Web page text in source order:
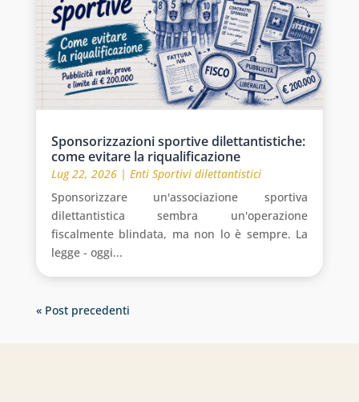
Sponsorizzazioni sportive dilettantistiche:
come evitare la riqualificazione
Lug 22, 2026| Enti Sportivi dilettantistici
Sponsorizzare un'associazione sportiva
dilettantistica sembra un'operazione
fiscalmente blindata, ma non lo è sempre. La
legge - oggi...
« Post precedenti